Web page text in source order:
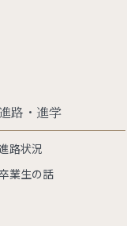
路・進学
路状況
業生の話